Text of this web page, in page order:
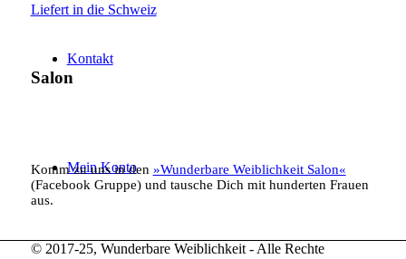
Kontakt
Mein Konto
Liefert in die Schweiz
Salon
Komm zu uns in den »Wunderbare Weiblichkeit Salon«
(Facebook Gruppe) und tausche Dich mit hunderten Frauen
aus.
© 2017-25, Wunderbare Weiblichkeit - Alle Rechte